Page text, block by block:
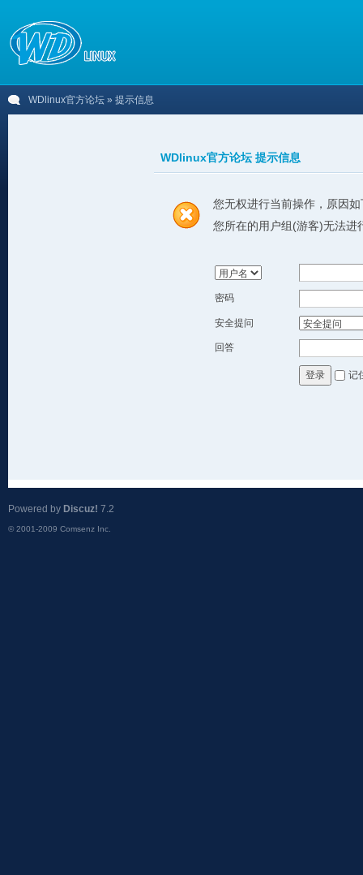
WDlinux官方论坛 » 提示信息
WDlinux官方论坛 提示信息
您无权进行当前操作，原因如
您所在的用户组(游客)无法进
密码
安全提问
回答
登录 记
Powered by Discuz! 7.2
© 2001-2009 Comsenz Inc.